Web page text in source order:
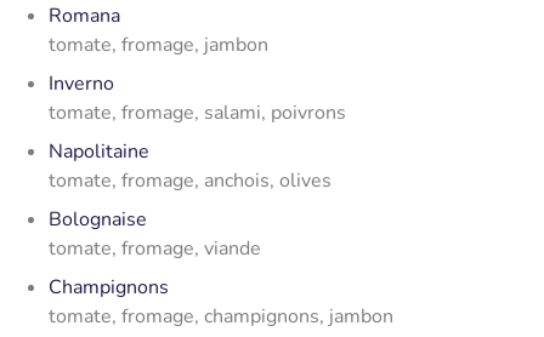
Romana
tomate, fromage, jambon
Inverno
tomate, fromage, salami, poivrons
Napolitaine
tomate, fromage, anchois, olives
Bolognaise
tomate, fromage, viande
Champignons
tomate, fromage, champignons, jambon